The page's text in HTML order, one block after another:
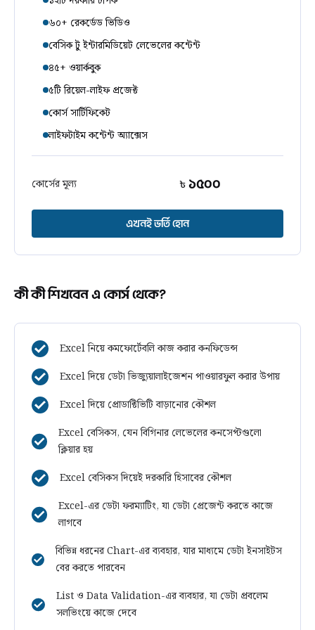
কী কী শিখবেন এ কোর্স থেকে?
Excel নিয়ে কমফোর্টেবলি কাজ করার কনফিডেন্স
Excel দিয়ে ডেটা ভিজ্যুয়ালাইজেশন পাওয়ারফুল করার উপায়
Excel দিয়ে প্রোডাক্টিভিটি বাড়ানোর কৌশল
Excel বেসিকস, যেন বিগিনার লেভেলের কনসেপ্টগুলো
ক্লিয়ার হয়
Excel বেসিকস দিয়েই দরকারি হিসাবের কৌশল
Excel-এর ডেটা ফরম্যাটিং, যা ডেটা প্রেজেন্ট করতে কাজে
লাগবে
বিভিন্ন ধরনের Chart-এর ব্যবহার, যার মাধ্যমে ডেটা ইনসাইটস
বের করতে পারবেন
List ও Data Validation-এর ব্যবহার, যা ডেটা প্রবলেম
সলভিংয়ে কাজে দেবে
৬০+ রেকর্ডেড ভিডিও
বেসিক টু ইন্টারমিডিয়েট লেভেলের কন্টেন্ট
৪৫+ ওয়ার্কবুক
৫টি রিয়েল-লাইফ প্রজেক্ট
কোর্স সার্টিফিকেট
লাইফটাইম কন্টেন্ট অ্যাক্সেস
কোর্সের মূল্য ৳১৫০০
এখনই ভর্তি হোন